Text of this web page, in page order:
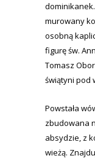
murowany
osobną
figurę św.
Tomasz
świątyni pod
Powstała
zbudowana
absydzie, z
wieżą.